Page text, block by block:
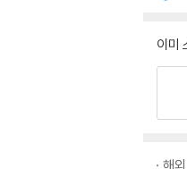
이미
해